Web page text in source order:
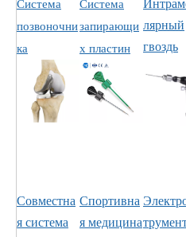
Система
позвоночни
ка
Система
запирающи
х пластин
лярный
гвоздь
Совместна
я система
Спортивна
я медицина